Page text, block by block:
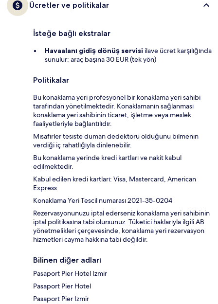
Ücretler ve politikalar
İsteğe bağlı ekstralar
Havaalanı gidiş dönüş servisi ilave ücret karşılığında
sunulur: araç başına 30 EUR (tek yön)
Politikalar
Bu konaklama yeri profesyonel bir konaklama yeri sahibi
tarafından yönetilmektedir. Konaklamanın sağlanması
konaklama yeri sahibinin ticaret, işletme veya meslek
faaliyetleriyle bağlantılıdır.
Misafirler tesiste duman dedektörü olduğunu bilmenin
verdiği iç rahatlığıyla dinlenebilir.
Bu konaklama yerinde kredi kartları ve nakit kabul
edilmektedir.
Kabul edilen kredi kartları: Visa, Mastercard, American
Express
Konaklama Yeri Tescil numarası 2021-35-0204
Rezervasyonunuzu iptal ederseniz konaklama yeri sahibinin
iptal politikasına tabi olursunuz. Tüketici haklarıyla ilgili AB
yönetmelikleri çerçevesinde, konaklama yeri rezervasyon
hizmetleri cayma hakkına tabi değildir.
Bilinen diğer adları
Pasaport Pier Hotel Izmir
Pasaport Pier Hotel
Pasaport Pier Izmir